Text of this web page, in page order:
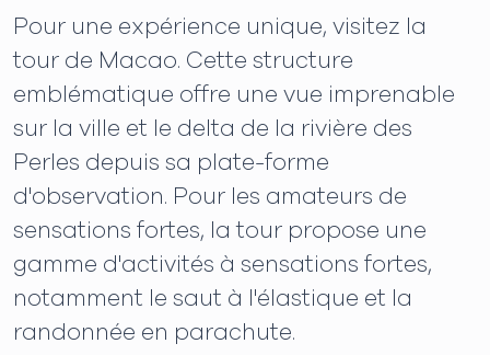
Pour une expérience unique, visitez la
tour de Macao. Cette structure
emblématique offre une vue imprenable
sur la ville et le delta de la rivière des
Perles depuis sa plate-forme
d'observation. Pour les amateurs de
sensations fortes, la tour propose une
gamme d'activités à sensations fortes,
notamment le saut à l'élastique et la
randonnée en parachute.